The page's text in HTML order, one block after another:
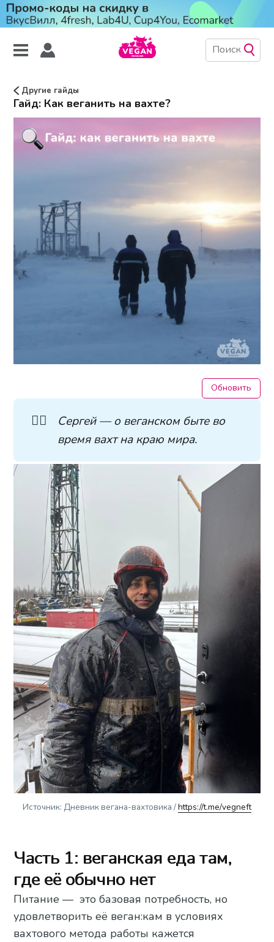
Другие гайды
Гайд: Как веганить на вахте?
Обновить
👷‍♂️
Сергей — о веганском быте во
время вахт на краю мира.
Источник: Дневник вегана-вахтовика / https://t.me/vegneft
Часть 1: веганская еда там,
где её обычно нет
Питание — это базовая потребность, но
удовлетворить её веган:кам в условиях
вахтового метода работы кажется